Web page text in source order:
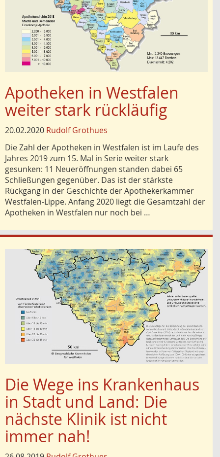
Apotheken in Westfalen
weiter stark rückläufig
20.02.2020 Rudolf Grothues
Die Zahl der Apotheken in Westfalen ist im Laufe des
Jahres 2019 zum 15. Mal in Serie weiter stark
gesunken: 11 Neueröffnungen standen dabei 65
Schließungen gegenüber. Das ist der stärkste
Rückgang in der Geschichte der Apothekerkammer
Westfalen-Lippe. Anfang 2020 liegt die Gesamtzahl der
Apotheken in Westfalen nur noch bei …
Die Wege ins Krankenhaus
in Stadt und Land: Die
nächste Klinik ist nicht
immer nah!